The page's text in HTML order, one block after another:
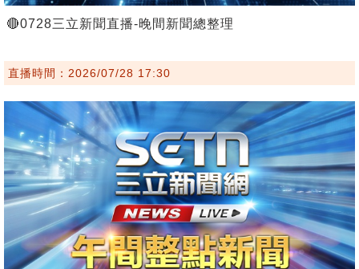
🔴0728三立新聞直播-晚間新聞總整理
直播時間：2026/07/28 17:30